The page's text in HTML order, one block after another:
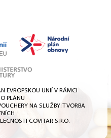
EVROPSKOU UNIÍ V RÁMCI
PLÁNU
NA SLUŽBY: TVORBA
COVITAR S.R.O.